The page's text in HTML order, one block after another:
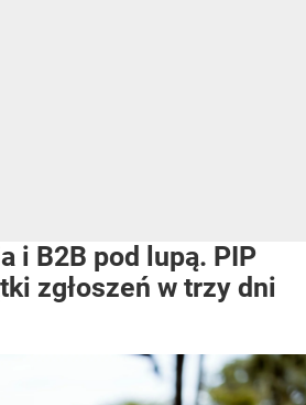
i B2B pod lupą. PIP
zgłoszeń w trzy dni